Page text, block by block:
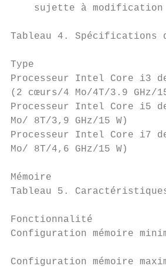
sujette à
Tableau 4. Spécifications
Type
Processeur Intel Core i3
(2 cœurs/4 Mo/4T/3.9 GHz/
Processeur Intel Core i5
Mo/ 8T/3,9 GHz/15 W)
Processeur Intel Core i7
Mo/ 8T/4,6 GHz/15 W)
Mémoire
Tableau 5.
Fonctionnalité
Configuration
Configuration